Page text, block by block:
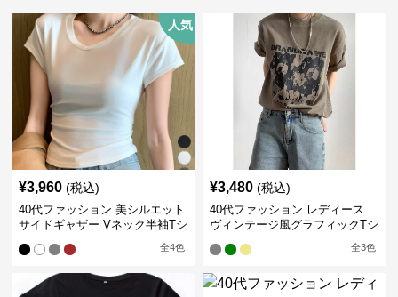
人気
¥3,960 (税込)
40代ファッション 美シルエット
サイドギャザー Vネック半袖Tシ
全4色
¥3,480 (税込)
40代ファッション レディース
ヴィンテージ風グラフィックTシ
全3色